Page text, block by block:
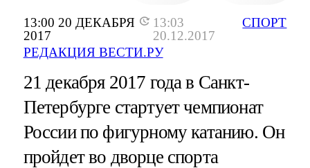
13:00 20 ДЕКАБРЯ
2017
13:03
20.12.2017
РЕДАКЦИЯ ВЕСТИ.РУ
СПОРТ
21 декабря 2017 года в Санкт-
Петербурге стартует чемпионат
России по фигурному катанию. Он
пройдет во дворце спорта